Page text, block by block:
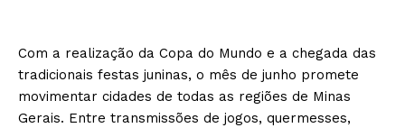
Com a realização da Copa do Mundo e a chegada das
tradicionais festas juninas, o mês de junho promete
movimentar cidades de todas as regiões de Minas
Gerais. Entre transmissões de jogos, quermesses,